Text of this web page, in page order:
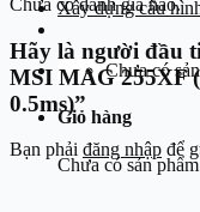
Xây dựng cấu
Chưa có
Giỏ hàng
Chưa có sản
Chưa có đánh giá nào.
Hãy là người đầu
MSI MAG 255XF
0.5ms)”
Bạn phải đăng nhập để